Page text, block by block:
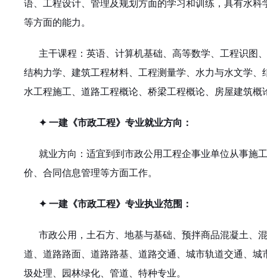
等方面的能力。
主干课程：英语、计算机基础、高等数学、工程识图
结构力学、建筑工程材料、工程测量学、水力与水文学
水工程施工、道路工程概论、桥梁工程概论、房屋建筑
✦ 一建《市政工程》专业就业方向：
就业方向：适宜到到市政公用工程企事业单位从事施
价、合同信息管理等方面工作。
✦ 一建《市政工程》专业执业范围：
市政公用，土石方、地基与基础、预拌商品混凝土、
道、道路路面、道路路基、道路交通、城市轨道交通、
圾处理、园林绿化、管道、特种专业。